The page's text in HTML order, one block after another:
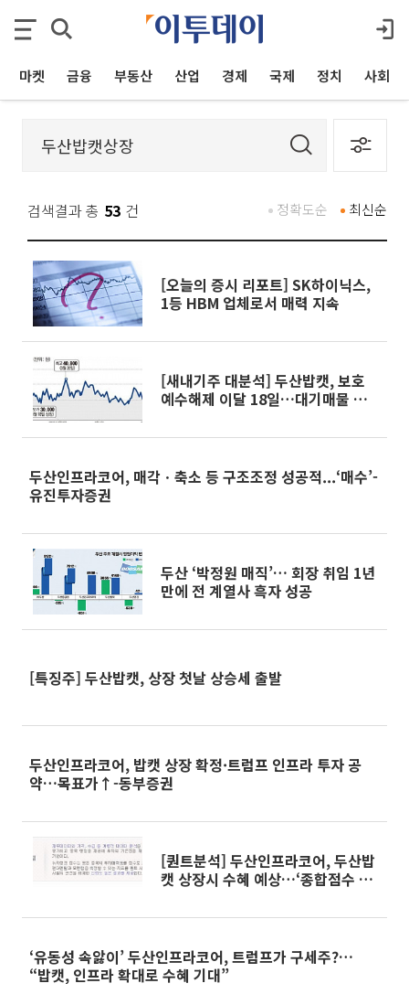
마켓 금융 부동산 산업 경제 국제 정치 사회
검색결과 총 53 건 최신순
정확도순
[오늘의 증시 리포트] SK하이닉스,
1등 HBM 업체로서 매력 지속
[새내기주 대분석] 두산밥캣, 보호
예수해제 이달 18일…대기매물 우
두산인프라코어, 매각ㆍ축소 등 구조조정 성공적...‘매수’-
유진투자증권
두산 ‘박정원 매직’… 회장 취임 1년
만에 전 계열사 흑자 성공
[특징주] 두산밥캣, 상장 첫날 상승세 출발
두산인프라코어, 밥캣 상장 확정·트럼프 인프라 투자 공
약…목표가↑-동부증권
[퀀트분석] 두산인프라코어, 두산밥
캣 상장시 수혜 예상…‘종합점수 79
‘유동성 속앓이’ 두산인프라코어, 트럼프가 구세주?…
“밥캣, 인프라 확대로 수혜 기대”